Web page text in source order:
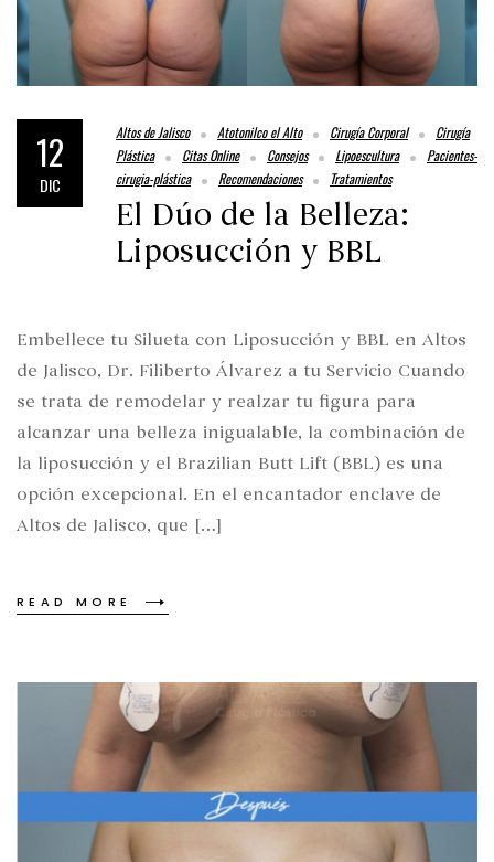
12
DIC
Altos de Jalisco Atotonilco el Alto Cirugía Corporal
Cirugía
Plástica
Citas Online Consejos Lipoescultura
Pacientes-
cirugia-plástica
Recomendaciones Tratamientos
El Dúo de la Belleza:
Liposucción y BBL
Embellece tu Silueta con Liposucción y BBL en Altos
de Jalisco, Dr. Filiberto Álvarez a tu Servicio Cuando
se trata de remodelar y realzar tu figura para
alcanzar una belleza inigualable, la combinación de
la liposucción y el Brazilian Butt Lift (BBL) es una
opción excepcional. En el encantador enclave de
Altos de Jalisco, que […]
READ MORE